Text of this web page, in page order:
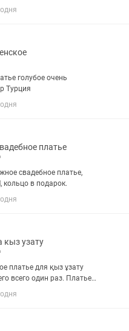
44-46, юбка
Верх Л-Xl. Покупала за
голубое очень
Турция
платье
свадебное платье,
кольцо в подарок.
кыз узату
платье для қыз ұзату
всего один раз. Платье
специально для моего
очень нежное.
и в...